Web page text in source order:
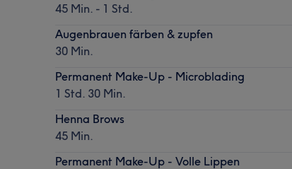
45 Min. - 1 Std.
Augenbrauen färben & zupfen
30 Min.
Permanent Make-Up - Microblading
1 Std. 30 Min.
Henna Brows
45 Min.
Permanent Make-Up - Volle Lippen